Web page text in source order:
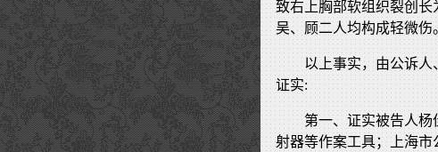
致右上胸部软组织裂创
吴、顾二人均构成轻微伤
以上事实，由公诉
证实:
第一、证实被告人
射器等作案工具；上海市